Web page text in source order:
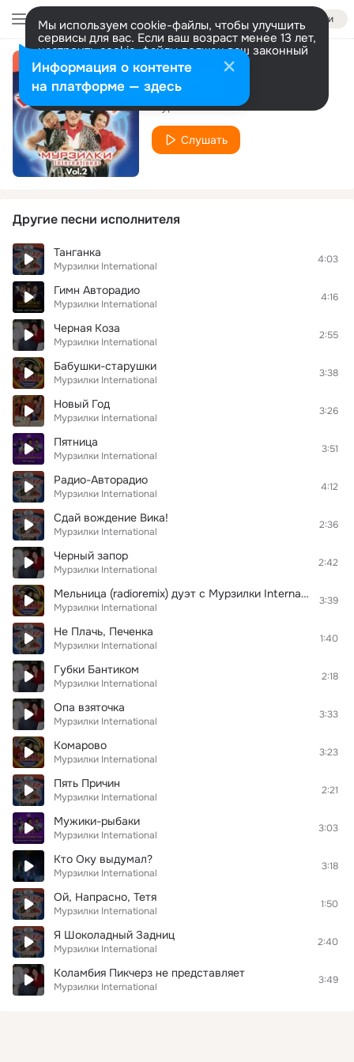
Войти
Мы используем cookie-файлы, чтобы улучшить
сервисы для вас. Если ваш возраст менее 13 лет,
настроить cookie-файлы должен ваш законный
представитель. Больше информации
Разрешить все Настроить
Молодая
Мурзилки International
Слушать
Другие песни исполнителя
Танганка
Мурзилки International
4:03
Гимн Авторадио
Мурзилки International
4:16
Черная Коза
Мурзилки International
2:55
Бабушки-старушки
Мурзилки International
3:38
Новый Год
Мурзилки International
3:26
Пятница
Мурзилки International
3:51
Радио-Авторадио
Мурзилки International
4:12
Сдай вождение Вика!
Мурзилки International
2:36
Черный запор
Мурзилки International
2:42
Мельница (radioremix) дуэт с Мурзилки International
Мурзилки International
3:39
Не Плачь, Печенка
Мурзилки International
1:40
Губки Бантиком
Мурзилки International
2:18
Опа взяточка
Мурзилки International
3:33
Комарово
Мурзилки International
3:23
Пять Причин
Мурзилки International
2:21
Мужики-рыбаки
Мурзилки International
3:03
Кто Оку выдумал?
Мурзилки International
3:18
Ой, Напрасно, Тетя
Мурзилки International
1:50
Я Шоколадный Задниц
Мурзилки International
2:40
Коламбия Пикчерз не представляет
Мурзилки International
3:49
Информация о контенте
на платформе — здесь